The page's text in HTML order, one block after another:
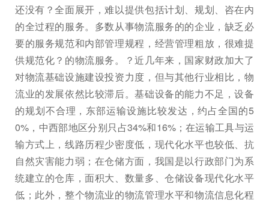
还没有？全面展开，难以提供包括计划、规划、咨在内
的全过程的服务。多数从事物流服务的的企业，缺乏必
要的服务规范和内部管理规程，经营管理粗放，很难提
供规范化？的物流服务。？近几年来，国家财政加大了
对物流基础设施建设投资力度，但与其他行业相比，物
流业的发展依然比较滞后。基础设备的能力不足，设备
的规划不合理，东部运输设施比较发达，约占全国的5
0%，中西部地区分别只占34%和16%；在运输工具与运
输方式上，线路历程少密度低，现代化水平也较低、抗
自然灾害能力弱；在仓储方面，我国是以行政部门为系
统建立的仓库，面积大、数量多、仓储设备现代化水平
低；此外，整个物流业的物流管理水平和物流信息化程